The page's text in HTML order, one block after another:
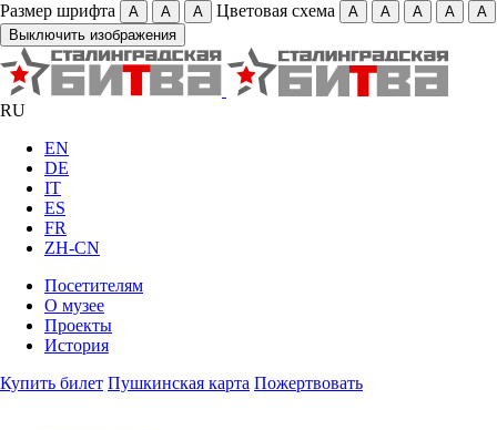
Размер шрифта А А А Цветовая схема А А А А
А
Выключить изображения
RU
EN
DE
IT
ES
FR
ZH-CN
Посетителям
О музее
Проекты
История
Купить билет Пушкинская карта Пожертвовать